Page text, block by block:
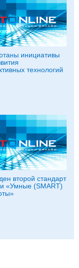
инициативы
технологий
второй стандарт
«Умные (SMART)